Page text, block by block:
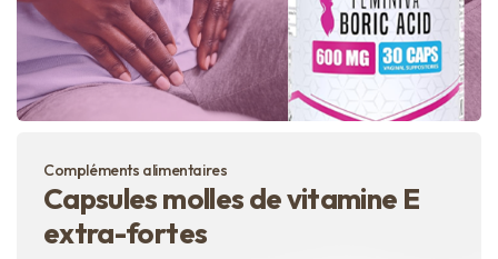
Compléments alimentaires
Capsules molles de vitamine E
extra-fortes